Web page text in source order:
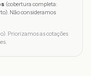
(cobertura completa:
Não consideramos
Priorizamos as cotações